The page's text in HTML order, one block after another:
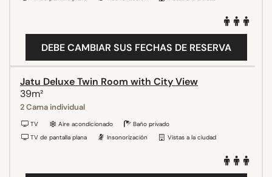
DEBE CAMBIAR SUS FECHAS DE RESERVA
Jatu Deluxe Twin Room with City View
39m²
2 Cama individual
TV Aire acondicionado
Baño privado
TV de pantalla plana
Insonorización Vistas a la ciudad